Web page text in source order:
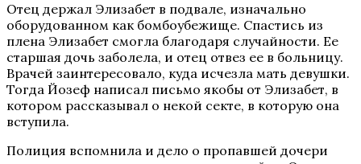
Отец держал Элизабет в подвале, изначально
оборудованном как бомбоубежище. Спастись из
плена Элизабет смогла благодаря случайности. Ее
старшая дочь заболела, и отец отвез ее в больницу.
Врачей заинтересовало, куда исчезла мать девушки.
Тогда Йозеф написал письмо якобы от Элизабет, в
котором рассказывал о некой секте, в которую она
вступила.
Полиция вспомнила и дело о пропавшей дочери